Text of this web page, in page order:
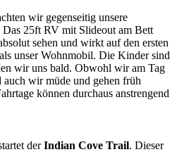
wir gegenseitig unsere
25ft RV mit Slideout am Bett
sehen und wirkt auf den ersten
unser Wohnmobil. Die Kinder sind
wir uns bald. Obwohl wir am Tag
wir müde und gehen früh
können durchaus anstrengend
derIndian Cove Trail. Dieser